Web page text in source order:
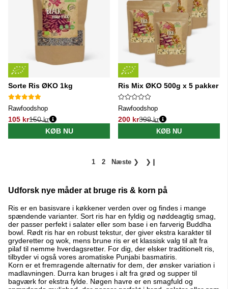
Sorte Ris ØKO 1kg
Rawfoodshop
105 kr
Normalpris:
150 kr
KØB NU
Ris Mix ØKO 500g x 5 pakker
Rawfoodshop
200 kr
Normalpris:
399 kr
KØB NU
1 2 Næste ❯ ❯❙
Udforsk nye måder at bruge ris & korn på
Ris er en basisvare i køkkener verden over og findes i mange
spændende varianter. Sort ris har en fyldig og nøddeagtig smag,
der passer perfekt i salater eller som base i en farverig Buddha
bowl. Rødt ris har en robust tekstur, der giver ekstra karakter til
gryderetter og wok, mens brune ris er et klassisk valg til alt fra
pilaf til nemme hverdagsretter. For dig, der elsker traditionelt ris,
tilbyder vi også vores aromatiske Punjabi basmatiris.
Korn er et fremragende alternativ for dem, der ønsker variation i
madlavningen. Durra kan bruges i alt fra grød og supper til
bagværk for ekstra fylde. Nøgen havre er en smagfuld og